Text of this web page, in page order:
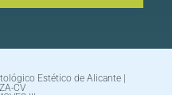
Estético de Alicante |
CV